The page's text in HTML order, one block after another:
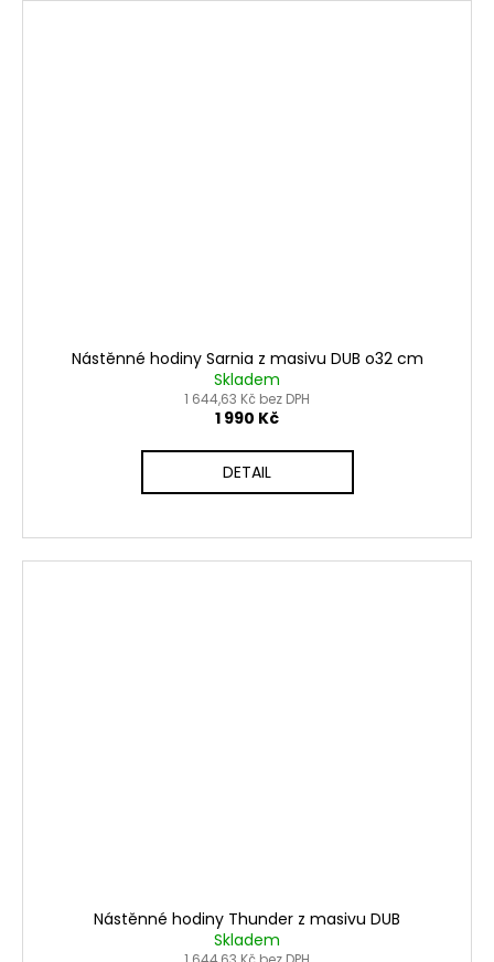
Nástěnné hodiny Sarnia z masivu DUB o32 cm
Skladem
1 644,63 Kč bez DPH
1 990 Kč
DETAIL
Nástěnné hodiny Thunder z masivu DUB
Skladem